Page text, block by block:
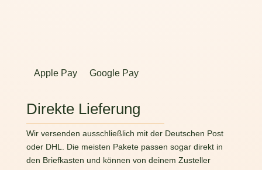
Apple Pay Google Pay
Direkte Lieferung
Wir versenden ausschließlich mit der Deutschen Post
oder DHL. Die meisten Pakete passen sogar direkt in
den Briefkasten und können von deinem Zusteller